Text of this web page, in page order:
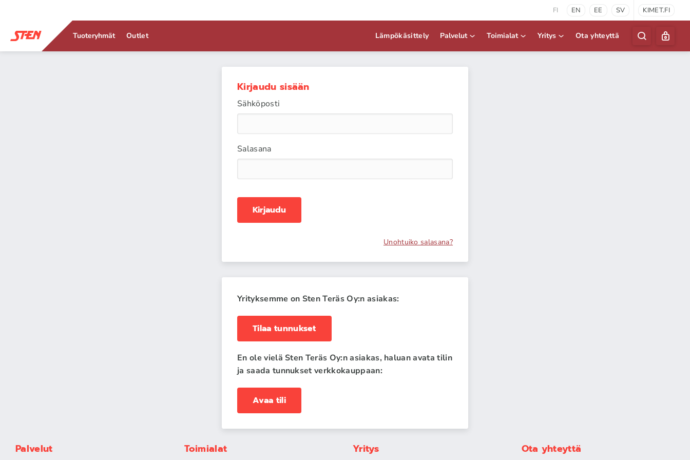
FI EN EE SV KIMET.FI
Tuoteryhmät Outlet Lämpökäsittely Palvelut Toimialat Yritys Ota yhteyttä
Kirjaudu sisään
Sähköposti
Salasana
Kirjaudu
Unohtuiko salasana?
Yrityksemme on Sten Teräs Oy:n asiakas:
Tilaa tunnukset
En ole vielä Sten Teräs Oy:n asiakas, haluan avata tilin
ja saada tunnukset verkkokauppaan:
Avaa tili
Palvelut Toimialat Yritys Ota yhteyttä